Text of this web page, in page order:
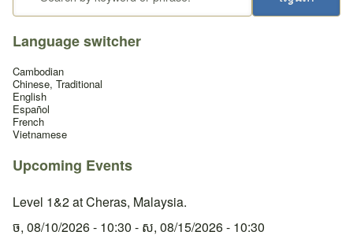
Language switcher
Cambodian
Chinese, Traditional
English
Español
French
Vietnamese
Upcoming Events
Level 1&2 at Cheras, Malaysia.
ច, 08/10/2026 - 10:30 - ស, 08/15/2026 - 10:30